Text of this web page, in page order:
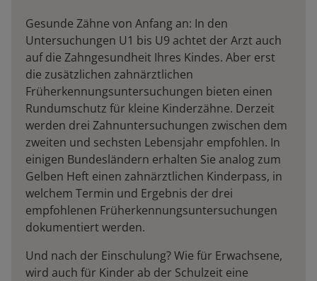
Gesunde Zähne von Anfang an: In den
Untersuchungen U1 bis U9 achtet der Arzt auch
auf die Zahngesundheit Ihres Kindes. Aber erst
die zusätzlichen zahnärztlichen
Früherkennungsuntersuchungen bieten einen
Rundumschutz für kleine Kinderzähne. Derzeit
werden drei Zahnuntersuchungen zwischen dem
zweiten und sechsten Lebensjahr empfohlen. In
einigen Bundesländern erhalten Sie analog zum
Gelben Heft einen zahnärztlichen Kinderpass, in
welchem Termin und Ergebnis der drei
empfohlenen Früherkennungsuntersuchungen
dokumentiert werden.
Und nach der Einschulung? Wie für Erwachsene,
wird auch für Kinder ab der Schulzeit eine